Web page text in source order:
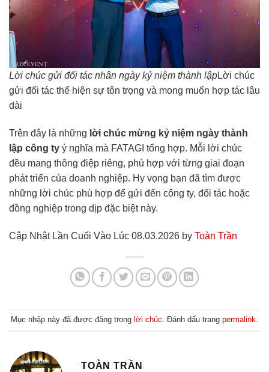
Lời chúc gửi đối tác nhân ngày kỷ niệm thành lậpLời chúc
gửi đối tác thể hiện sự tôn trọng và mong muốn hợp tác lâu
dài
Trên đây là những lời chúc mừng kỷ niệm ngày thành
lập công ty ý nghĩa mà FATAGI tổng hợp. Mỗi lời chúc
đều mang thông điệp riêng, phù hợp với từng giai đoạn
phát triển của doanh nghiệp. Hy vọng bạn đã tìm được
những lời chúc phù hợp để gửi đến công ty, đối tác hoặc
đồng nghiệp trong dịp đặc biệt này.
Cập Nhật Lần Cuối Vào Lúc 08.03.2026 by Toàn Trần
Mục nhập này đã được đăng trong lời chúc. Đánh dấu trang permalink.
TOÀN TRẦN